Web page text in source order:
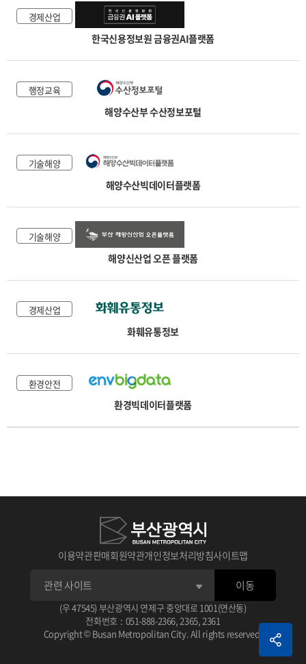
경제산업
한국신용정보원 금융권AI플랫폼
행정교육
해양수산부 수산정보포털
기술해양
해양수산빅데이터플랫폼
기술해양
해양신산업 오픈 플랫폼
경제산업
화훼유통정보
환경안전
환경빅데이터플랫폼
이용약관판매회원약관개인정보처리방침사이트맵
(우 47545) 부산광역시 연제구 중앙대로 1001(연산동)
전화번호 : 051-888-2366, 2365, 2361
Copyright © Busan Metropolitan City. All rights reserved.
이동